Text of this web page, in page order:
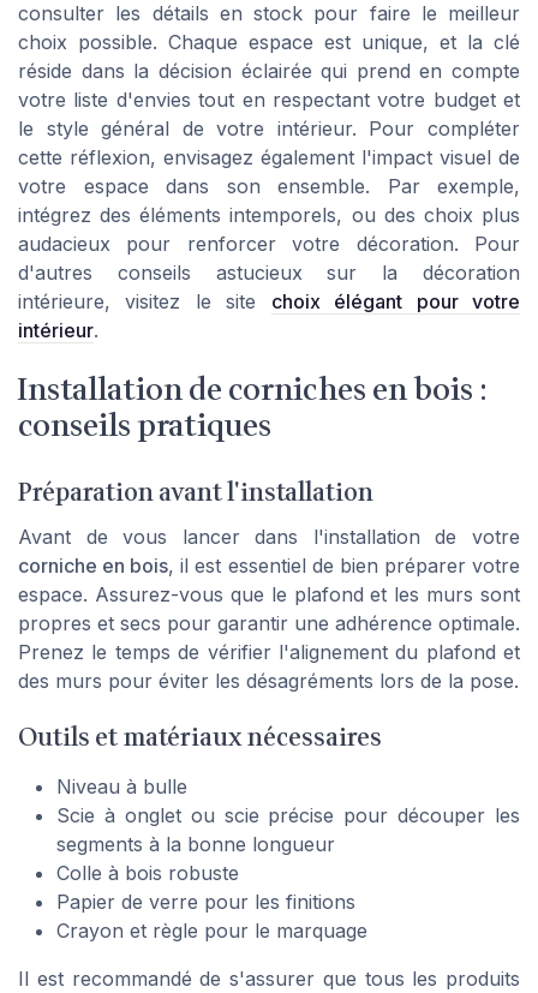
consulter les détails en stock pour faire le meilleur
choix possible. Chaque espace est unique, et la clé
réside dans la décision éclairée qui prend en compte
votre liste d'envies tout en respectant votre budget et
le style général de votre intérieur. Pour compléter
cette réflexion, envisagez également l'impact visuel de
votre espace dans son ensemble. Par exemple,
intégrez des éléments intemporels, ou des choix plus
audacieux pour renforcer votre décoration. Pour
d'autres conseils astucieux sur la décoration
intérieure, visitez le site choix élégant pour votre
intérieur.
Installation de corniches en bois :
conseils pratiques
Préparation avant l'installation
Avant de vous lancer dans l'installation de votre
corniche en bois, il est essentiel de bien préparer votre
espace. Assurez-vous que le plafond et les murs sont
propres et secs pour garantir une adhérence optimale.
Prenez le temps de vérifier l'alignement du plafond et
des murs pour éviter les désagréments lors de la pose.
Outils et matériaux nécessaires
Niveau à bulle
Scie à onglet ou scie précise pour découper les
segments à la bonne longueur
Colle à bois robuste
Papier de verre pour les finitions
Crayon et règle pour le marquage
Il est recommandé de s'assurer que tous les produits